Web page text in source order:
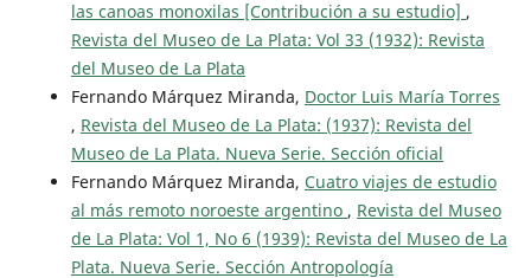
las canoas monoxilas [Contribución a su estudio] ,
Revista del Museo de La Plata: Vol 33 (1932): Revista
del Museo de La Plata
Fernando Márquez Miranda, Doctor Luis María Torres
, Revista del Museo de La Plata: (1937): Revista del
Museo de La Plata. Nueva Serie. Sección oficial
Fernando Márquez Miranda, Cuatro viajes de estudio
al más remoto noroeste argentino , Revista del Museo
de La Plata: Vol 1, No 6 (1939): Revista del Museo de La
Plata. Nueva Serie. Sección Antropología